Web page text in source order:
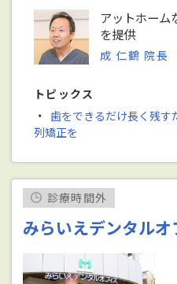
アットホーム
を提供
成 仁鶴 院長
トピックス
・ 歯をできるだけ長く残す
列矯正を
診療時間外
みらいえデンタルオ